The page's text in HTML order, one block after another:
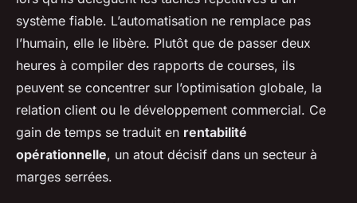
système fiable. L’automatisation ne remplace pas
l’humain, elle le libère. Plutôt que de passer deux
heures à compiler des rapports de courses, ils
peuvent se concentrer sur l’optimisation globale, la
relation client ou le développement commercial. Ce
gain de temps se traduit en rentabilité
opérationnelle, un atout décisif dans un secteur à
marges serrées.